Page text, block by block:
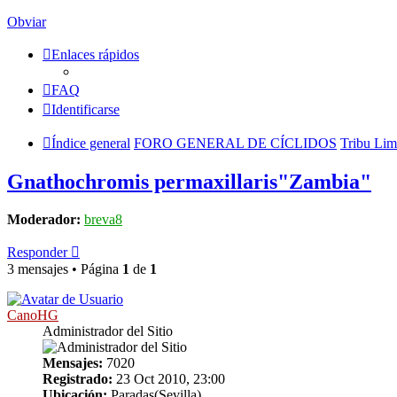
Obviar
Enlaces rápidos
FAQ
Identificarse
Índice general FORO GENERAL DE CÍCLIDOS Tribu
Gnathochromis permaxillaris"Zambia"
Moderador: breva8
Responder
3 mensajes • Página 1 de 1
CanoHG
Administrador del Sitio
Mensajes: 7020
Registrado: 23 Oct 2010, 23:00